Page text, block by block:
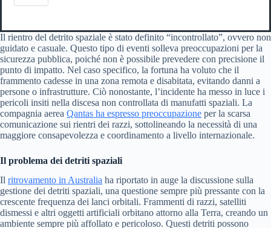
Il rientro del detrito spaziale è stato definito “incontrollato”, ovvero non
guidato e casuale. Questo tipo di eventi solleva preoccupazioni per la
sicurezza pubblica, poiché non è possibile prevedere con precisione il
punto di impatto. Nel caso specifico, la fortuna ha voluto che il
frammento cadesse in una zona remota e disabitata, evitando danni a
persone o infrastrutture. Ciò nonostante, l’incidente ha messo in luce i
pericoli insiti nella discesa non controllata di manufatti spaziali. La
compagnia aerea Qantas ha espresso preoccupazione per la scarsa
comunicazione sui rientri dei razzi, sottolineando la necessità di una
maggiore consapevolezza e coordinamento a livello internazionale.
Il problema dei detriti spaziali
Il ritrovamento in Australia ha riportato in auge la discussione sulla
gestione dei detriti spaziali, una questione sempre più pressante con la
crescente frequenza dei lanci orbitali. Frammenti di razzi, satelliti
dismessi e altri oggetti artificiali orbitano attorno alla Terra, creando un
ambiente sempre più affollato e pericoloso. Questi detriti possono